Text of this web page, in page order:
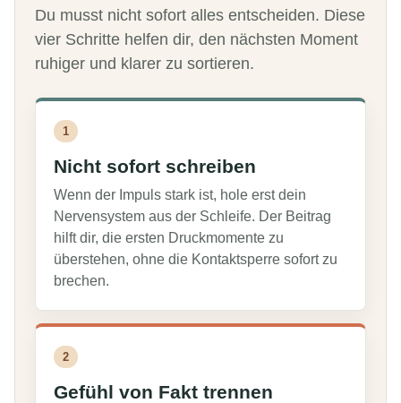
Du musst nicht sofort alles entscheiden. Diese
vier Schritte helfen dir, den nächsten Moment
ruhiger und klarer zu sortieren.
1
Nicht sofort schreiben
Wenn der Impuls stark ist, hole erst dein
Nervensystem aus der Schleife. Der Beitrag
hilft dir, die ersten Druckmomente zu
überstehen, ohne die Kontaktsperre sofort zu
brechen.
2
Gefühl von Fakt trennen